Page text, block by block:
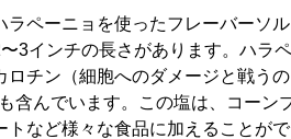
ペーニョを使ったフレーバーソ
3インチの長さがあります。ハラ
チン（細胞へのダメージと戦う
含んでいます。この塩は、コーン
など様々な食品に加えることが